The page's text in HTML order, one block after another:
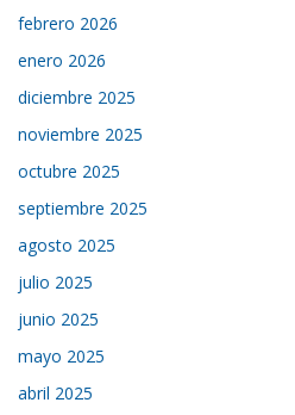
febrero 2026
enero 2026
diciembre 2025
noviembre 2025
octubre 2025
septiembre 2025
agosto 2025
julio 2025
junio 2025
mayo 2025
abril 2025